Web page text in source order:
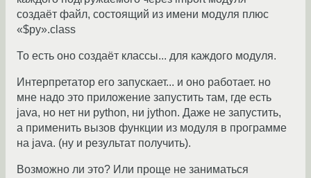
создаёт файл, состоящий из имени модуля плюс
«$py».class
То есть оно создаёт классы... для каждого модуля.
Интерпретатор его запускает... и оно работает. но
мне надо это приложение запустить там, где есть
java, но нет ни python, ни jython. Даже не запустить,
а применить вызов функции из модуля в программе
на java. (ну и результат получить).
Возможно ли это? Или проще не заниматься